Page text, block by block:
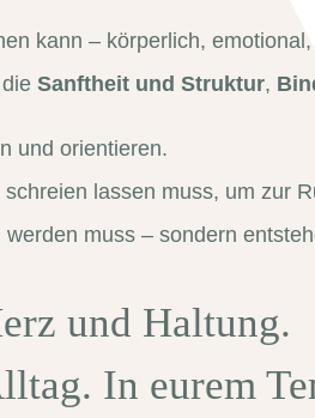
kann – körperlich, emotional,
dieSanftheit und Struktur,
und orientieren.
lassen muss, um zur
muss – sondern
und Haltung.
In eurem